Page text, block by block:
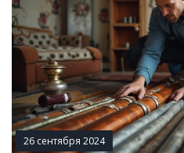
выбор. Также рассмотрим
факты, которые помогут в
26 сентября 2024